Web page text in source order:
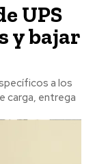
UPS
y bajar
carga, entrega